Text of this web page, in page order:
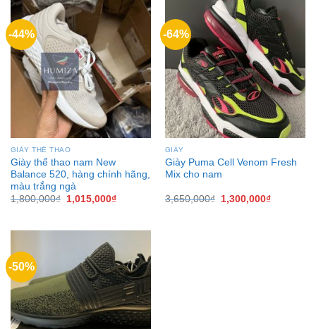
-44%
GIÀY THỂ THAO
Giày thể thao nam New
Balance 520, hàng chính hãng,
màu trắng ngà
1,800,000₫ 1,015,000₫
-64%
GIÀY
Giày Puma Cell Venom Fresh
Mix cho nam
3,650,000₫ 1,300,000₫
-50%